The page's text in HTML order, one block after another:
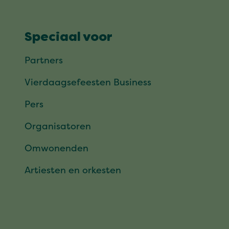
Speciaal voor
Partners
Vierdaagsefeesten Business
Pers
Organisatoren
Omwonenden
Artiesten en orkesten